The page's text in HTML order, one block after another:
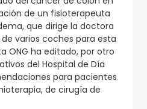
de un fisioterapeuta
que dirige la doctora
varios coches para esta
ONG ha editado, por otro
del Hospital de Día
para pacientes
de cirugía de